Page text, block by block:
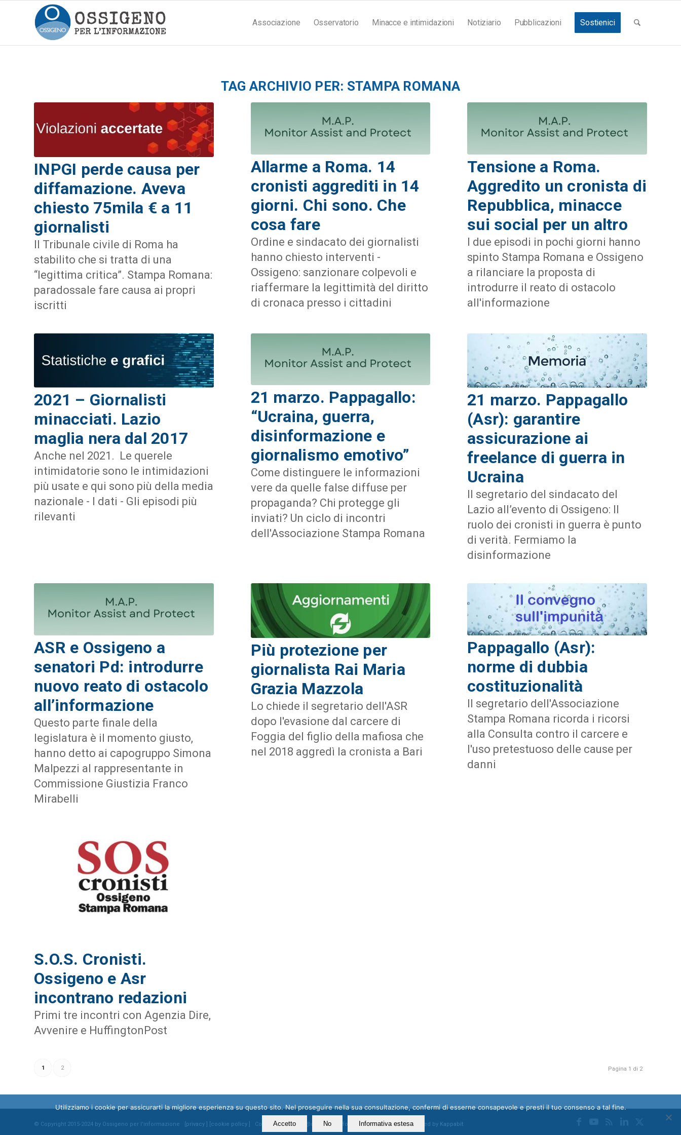
Associazione Osservatorio Minacce e intimidazioni Notiziario Pubblicazioni Sostienici
TAG ARCHIVIO PER: STAMPA ROMANA
INPGI perde causa per
diffamazione. Aveva
chiesto 75mila € a 11
giornalisti
Il Tribunale civile di Roma ha
stabilito che si tratta di una
“legittima critica”. Stampa Romana:
paradossale fare causa ai propri
iscritti
Allarme a Roma. 14
cronisti aggrediti in 14
giorni. Chi sono. Che
cosa fare
Ordine e sindacato dei giornalisti
hanno chiesto interventi -
Ossigeno: sanzionare colpevoli e
riaffermare la legittimità del diritto
di cronaca presso i cittadini
Tensione a Roma.
Aggredito un cronista di
Repubblica, minacce
sui social per un altro
I due episodi in pochi giorni hanno
spinto Stampa Romana e Ossigeno
a rilanciare la proposta di
introdurre il reato di ostacolo
all'informazione
2021 – Giornalisti
minacciati. Lazio
maglia nera dal 2017
Anche nel 2021. Le querele
intimidatorie sono le intimidazioni
più usate e qui sono più della media
nazionale - I dati - Gli episodi più
rilevanti
21 marzo. Pappagallo:
“Ucraina, guerra,
disinformazione e
giornalismo emotivo”
Come distinguere le informazioni
vere da quelle false diffuse per
propaganda? Chi protegge gli
inviati? Un ciclo di incontri
dell'Associazione Stampa Romana
21 marzo. Pappagallo
(Asr): garantire
assicurazione ai
freelance di guerra in
Ucraina
Il segretario del sindacato del
Lazio all’evento di Ossigeno: Il
ruolo dei cronisti in guerra è punto
di verità. Fermiamo la
disinformazione
ASR e Ossigeno a
senatori Pd: introdurre
nuovo reato di ostacolo
all’informazione
Questo parte finale della
legislatura è il momento giusto,
hanno detto ai capogruppo Simona
Malpezzi al rappresentante in
Commissione Giustizia Franco
Mirabelli
Più protezione per
giornalista Rai Maria
Grazia Mazzola
Lo chiede il segretario dell'ASR
dopo l'evasione dal carcere di
Foggia del figlio della mafiosa che
nel 2018 aggredì la cronista a Bari
Pappagallo (Asr):
norme di dubbia
costituzionalità
Il segretario dell'Associazione
Stampa Romana ricorda i ricorsi
alla Consulta contro il carcere e
l'uso pretestuoso delle cause per
danni
S.O.S. Cronisti.
Ossigeno e Asr
incontrano redazioni
Primi tre incontri con Agenzia Dire,
Avvenire e HuffingtonPost
Pagina 1 di 2
1 2
© Copyright 2015-2024 by Ossigeno per l'informazione [privacy ] [cookie policy ] Contatti: segreteria@ossigeno.info | +39.06.92958025 - Powered by Kappabit
Utilizziamo i cookie per assicurarti la migliore esperienza su questo sito. Nel proseguire nella sua consultazione, confermi di esserne consapevole e presti il tuo consenso a tal fine.
Accetto No Informativa estesa